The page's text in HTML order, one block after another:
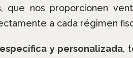
, que nos proporcionen
a cada régimen
y personalizada,